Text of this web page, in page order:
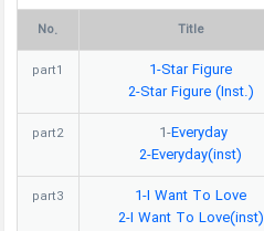
Title
No.
1-Star Figure
2-Star Figure (Inst.)
part1
1-Everyday
2-Everyday(inst)
part2
1-I Want To Love
2-I Want To Love(inst)
part3